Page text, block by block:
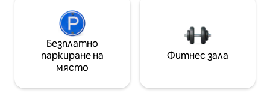
Безплатно
паркиране на
място
Фитнес зала